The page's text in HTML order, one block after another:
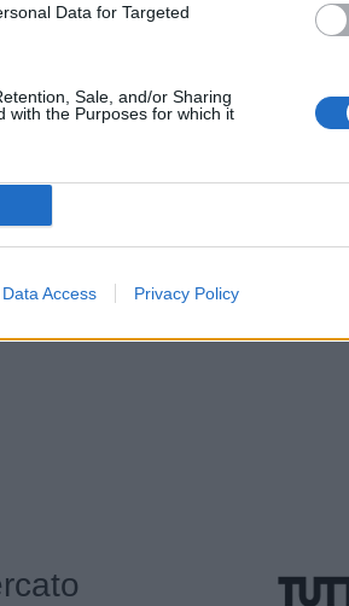
Data for Targeted
Sale, and/or Sharing
with the Purposes for which it
Data Access Privacy Policy